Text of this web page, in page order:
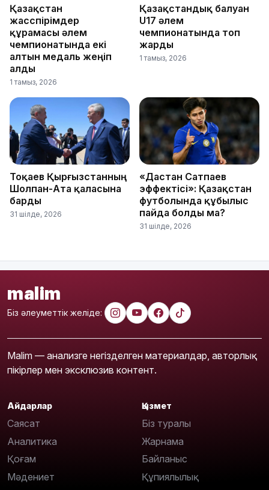
Қазақстан
жасөспірімдер
құрамасы әлем
чемпионатында екі
алтын медаль жеңіп
алды
1 тамыз, 2026
Қазақстандық балуан
U17 әлем
чемпионатында топ
жарды
1 тамыз, 2026
Тоқаев Қырғызстанның
Шолпан-Ата қаласына
барды
31 шілде, 2026
«Дастан Сатпаев
эффектісі»: Қазақстан
футболында құбылыс
пайда болды ма?
31 шілде, 2026
malim
Біз әлеуметтік желіде:
Malim — анализге негізделген материалдар, авторлық
пікірлер мен эксклюзив контент.
Айдарлар
Саясат
Аналитика
Қоғам
Мәдениет
Қызмет
Біз туралы
Жарнама
Байланыс
Құпиялылық